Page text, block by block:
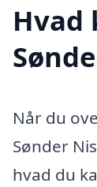
Hvad
Når du
Sønder
hvad du